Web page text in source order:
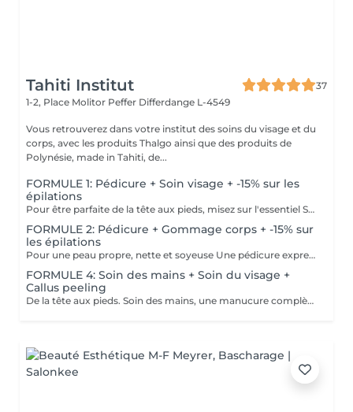
Tahiti Institut
37
1-2, Place Molitor Peffer Differdange L-4549
Vous retrouverez dans votre institut des soins du visage et du
corps, avec les produits Thalgo ainsi que des produits de
Polynésie, made in Tahiti, de...
FORMULE 1: Pédicure + Soin visage + -15% sur les
épilations
Pour être parfaite de la tête aux pieds, misez sur l'essentiel Soin du visage Bora Bora ( gommage et massage à l'huile de coco) Une pédicure express au choix rape ou trempage + Coupe et limage des ongles -15 % Sur toutes vos épilations ( à rajouter à votre RDV) Pour plus de précision, n'hésitez pas whatsapp, SMS ou appel au 661 555 858
FORMULE 2: Pédicure + Gommage corps + -15% sur
les épilations
Pour une peau propre, nette et soyeuse Une pédicure express au choix rape ou trempage + Coupe et limage des ongles Un gommage du corps (Monoï ou coco) parfait pour préparer la peau au bronzage -15 % Sur toutes vos épilations ( à rajouter à votre RDV) Pour plus de précision, n'hésitez pas whatsapp, SMS ou appel au 661 555 858
FORMULE 4: Soin des mains + Soin du visage +
Callus peeling
De la tête aux pieds. Soin des mains, une manucure complète avec trempage, limage, travail des cuticules ainsi que gommage Soin du visage Bora Bora ( gommage et massage à l'huile de coco) Callus peeling, Patch à base d'acide glycolique qui permettent le retrait des callosités au niveau des pieds Pour plus de précision, n'hésitez pas whatsapp, SMS ou appel au 661 555 858